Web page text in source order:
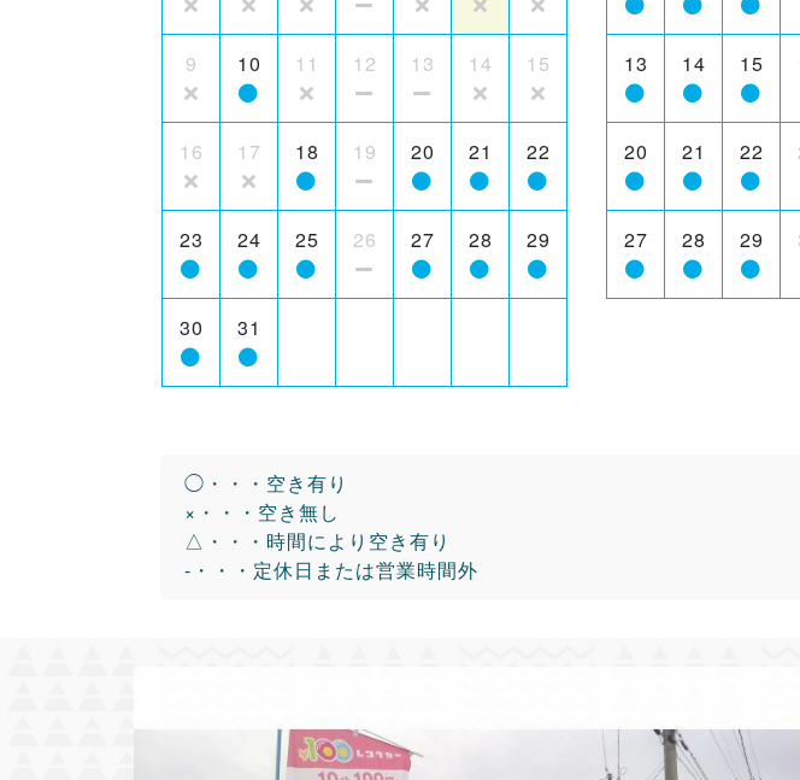
9 10 11 12 13 14 15
16 17 18 19 20 21 22
23 24 25 26 27 28 29
30 31
13 14 15
20 21 22
27 28 29
◯・・・空き有り
×・・・空き無し
△・・・時間により空き有り
-・・・定休日または営業時間外